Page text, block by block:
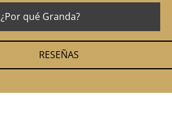
¿Por qué Granda?
RESEÑAS